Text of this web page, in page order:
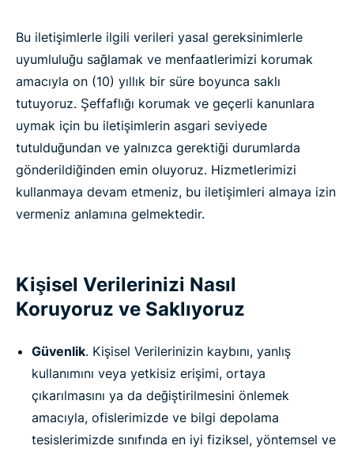
Bu iletişimlerle ilgili verileri yasal gereksinimlerle
uyumluluğu sağlamak ve menfaatlerimizi korumak
amacıyla on (10) yıllık bir süre boyunca saklı
tutuyoruz. Şeffaflığı korumak ve geçerli kanunlara
uymak için bu iletişimlerin asgari seviyede
tutulduğundan ve yalnızca gerektiği durumlarda
gönderildiğinden emin oluyoruz. Hizmetlerimizi
kullanmaya devam etmeniz, bu iletişimleri almaya izin
vermeniz anlamına gelmektedir.
Kişisel Verilerinizi Nasıl
Koruyoruz ve Saklıyoruz
Güvenlik. Kişisel Verilerinizin kaybını, yanlış
kullanımını veya yetkisiz erişimi, ortaya
çıkarılmasını ya da değiştirilmesini önlemek
amacıyla, ofislerimizde ve bilgi depolama
tesislerimizde sınıfında en iyi fiziksel, yöntemsel ve